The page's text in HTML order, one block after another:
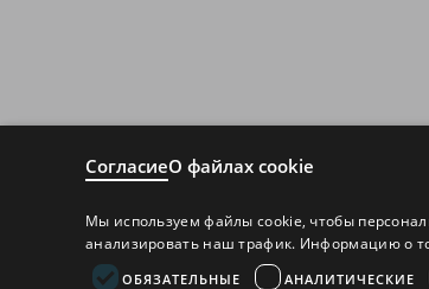
СогласиеО файлах cookie
Мы используем файлы cookie, чтобы
анализировать наш трафик. Информацию о
ОБЯЗАТЕЛЬНЫЕ АНАЛИТИЧЕСКИЕ